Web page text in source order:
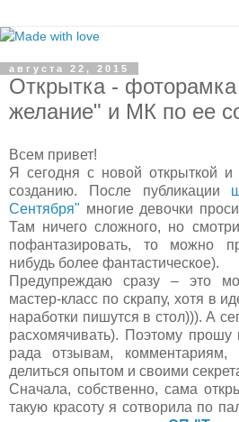
августа 22, 2015
Открытка - фоторамка
желание" и МК по ее
Всем привет!
Я сегодня с новой открыткой
созданию. После публикации
Сентября" многие девочки
Там ничего сложного, но
пофантазировать, то можно
нибудь более фантастическое).
Предупреждаю сразу – это
мастер-класс по скрапу, хотя в
наработки пишутся в стол))). А
расхомячивать). Поэтому прошу
рада отзывам,
делиться опытом и своими
Сначала, собственно, сама
такую красоту я сотворила по